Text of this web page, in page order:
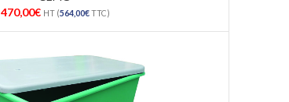
470,00€ HT (564,00€TTC)